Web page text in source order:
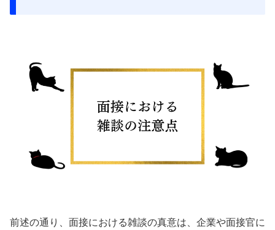
前述の通り、面接における雑談の真意は、企業や面接官に